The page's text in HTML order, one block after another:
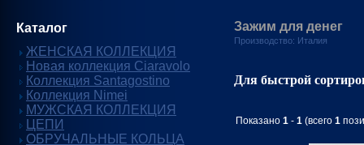
Каталог
ЖЕНСКАЯ КОЛЛЕКЦИЯ
Новая коллекция Ciaravolo
Коллекция Santagostino
Коллекция Nimei
МУЖСКАЯ КОЛЛЕКЦИЯ
ЦЕПИ
ОБРУЧАЛЬНЫЕ КОЛЬЦА
Зажим для денег
Производство: Италия
Для быстрой
Показано 1 - 1 (всего 1